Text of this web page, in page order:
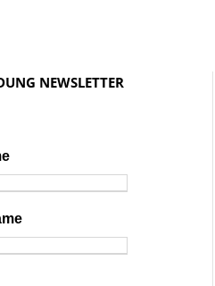
NEWSLETTER